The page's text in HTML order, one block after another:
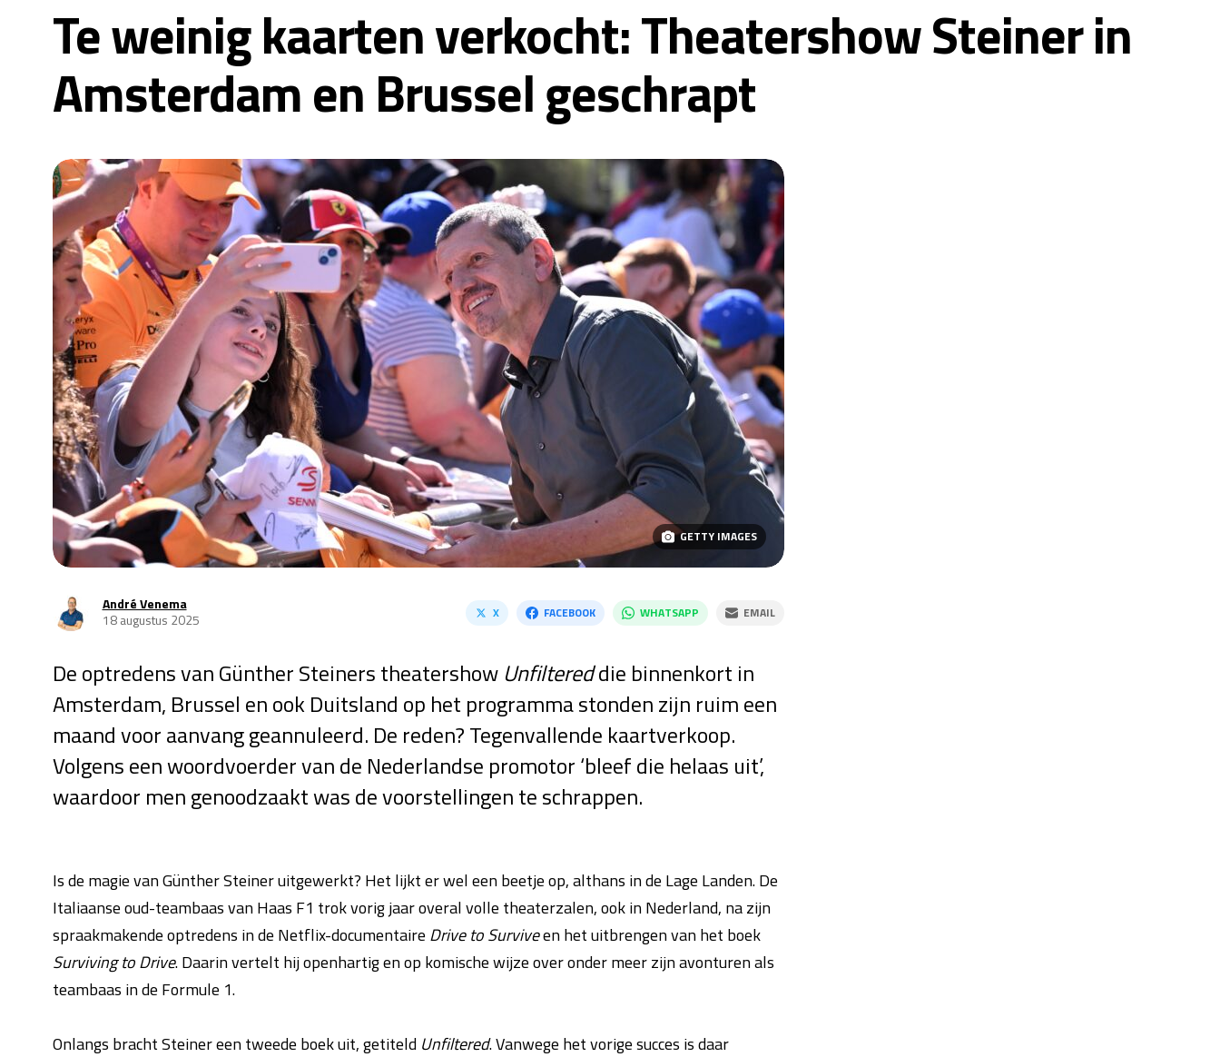
Te weinig kaarten verkocht: Theatershow Steiner in
Amsterdam en Brussel geschrapt
GETTY IMAGES
André Venema
18 augustus 2025
X FACEBOOK WHATSAPP EMAIL
De optredens van Günther Steiners theatershow Unfiltereddie binnenkort in
Amsterdam, Brussel en ook Duitsland op het programma stonden zijn ruim een
maand voor aanvang geannuleerd. De reden? Tegenvallende kaartverkoop.
Volgens een woordvoerder van de Nederlandse promotor ‘bleef die helaas uit’,
waardoor men genoodzaakt was de voorstellingen te schrappen.
Is de magie van Günther Steiner uitgewerkt? Het lijkt er wel een beetje op, althans in de Lage Landen. De
Italiaanse oud-teambaas van Haas F1 trok vorig jaar overal volle theaterzalen, ook in Nederland, na zijn
spraakmakende optredens in de Netflix-documentaire Drive to Surviveen het uitbrengen van het boek
Surviving to Drive. Daarin vertelt hij openhartig en op komische wijze over onder meer zijn avonturen als
teambaas in de Formule 1.
Onlangs bracht Steiner een tweede boek uit, getiteld Unfiltered. Vanwege het vorige succes is daar